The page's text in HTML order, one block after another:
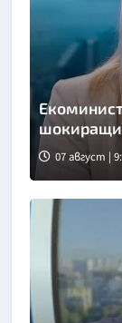
Снимка: бТВ
шокиращи
07 август |